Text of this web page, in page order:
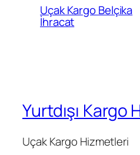
Uçak Kargo Belçika
İhracat
Yurtdışı Kargo
Uçak Kargo Hizmetleri